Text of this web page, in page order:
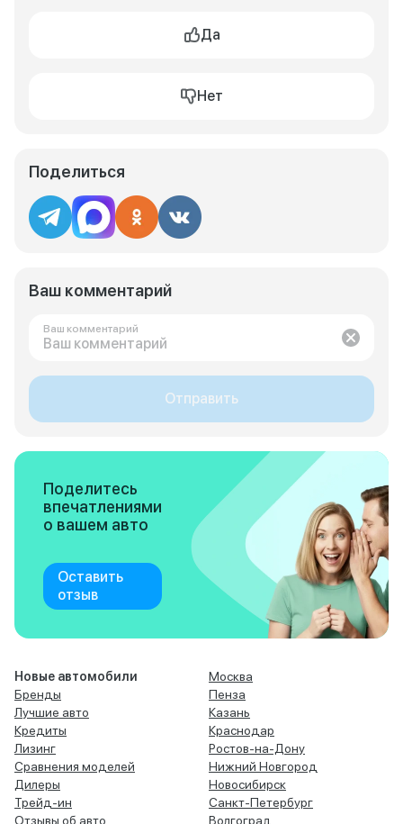
Да
Нет
Поделиться
Ваш комментарий
Ваш комментарий
Отправить
Поделитесь
впечатлениями
о вашем авто
Оставить
отзыв
Новые автомобили
Бренды
Лучшие авто
Кредиты
Лизинг
Сравнения моделей
Дилеры
Трейд-ин
Отзывы об авто
Москва
Пенза
Казань
Краснодар
Ростов-на-Дону
Нижний Новгород
Новосибирск
Санкт-Петербург
Волгоград